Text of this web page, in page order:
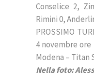
Conselice 2,
Rimini 0,
PROSSIMO
4 novembre ore
Modena – Titan
Nella foto: